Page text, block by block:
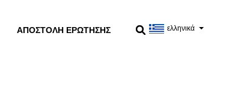
ελληνικά
ΑΠΟΣΤΟΛΉ ΕΡΏΤΗΣΗΣ